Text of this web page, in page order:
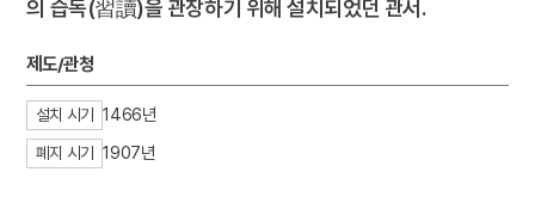
9 균전론
1 금성대군
농악
3 판소리
의 습독(習讀)을 관장하기 위해 설치되었던 관서.
제도/관청
설치 시기 1466년
폐지 시기 1907년